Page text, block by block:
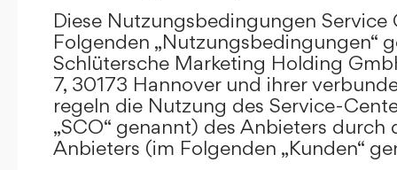
Diese Nutzungsbedingungen Service
Folgenden „Nutzungsbedingungen“
Schlütersche Marketing Holding
7, 30173 Hannover und ihrer
regeln die Nutzung des Service-
„SCO“ genannt) des Anbieters durch
Anbieters (im Folgenden „Kunden“